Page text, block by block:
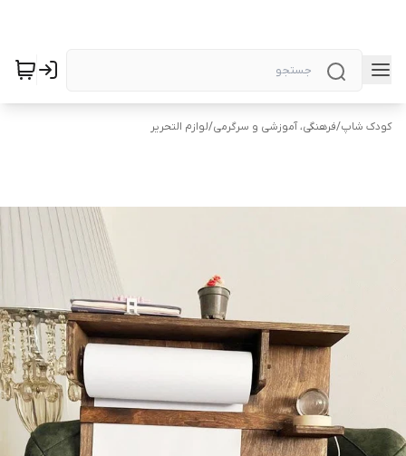
کودک شاپ/فرهنگی، آموزشی و سرگرمی/لوازم التحریر